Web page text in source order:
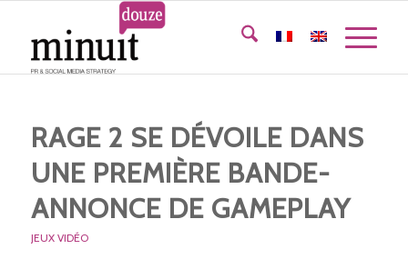
RAGE 2 SE DÉVOILE DANS
UNE PREMIÈRE BANDE-
ANNONCE DE GAMEPLAY
JEUX VIDÉO